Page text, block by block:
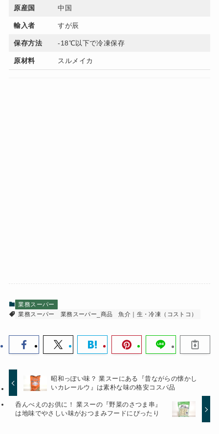
原産国 中国
輸入者 すが辰
保存方法 -18℃以下で冷凍保存
原材料 スルメイカ
業務スーパー
業務スーパー
業務スーパー_商品 魚介｜生・冷凍（コストコ）
昭和っぽい味？ 業スーにある『昔ながらの懐かし
いカレールウ』は素朴な味の格安コスパ品
呑んべえのお供に！ 業スーの『野菜のさつま串』
は地味でやさしい味がおつまみフードにぴったり